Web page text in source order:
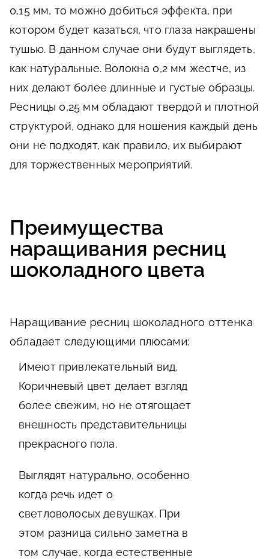
0,15 мм, то можно добиться эффекта, при
котором будет казаться, что глаза накрашены
тушью. В данном случае они будут выглядеть,
как натуральные. Волокна 0,2 мм жестче, из
них делают более длинные и густые образцы.
Ресницы 0,25 мм обладают твердой и плотной
структурой, однако для ношения каждый день
они не подходят, как правило, их выбирают
для торжественных мероприятий.
Преимущества
наращивания ресниц
шоколадного цвета
Наращивание ресниц шоколадного оттенка
обладает следующими плюсами:
Имеют привлекательный вид.
Коричневый цвет делает взгляд
более свежим, но не отягощает
внешность представительницы
прекрасного пола.
Выглядят натурально, особенно
когда речь идет о
светловолосых девушках. При
этом разница сильно заметна в
том случае, когда естественные